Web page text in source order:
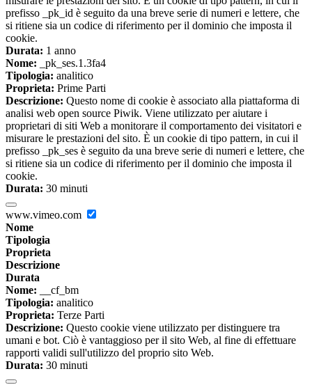
prefisso _pk_id è seguito da una breve serie di numeri e lettere, che
si ritiene sia un codice di riferimento per il dominio che imposta il
cookie.
Durata: 1 anno
Nome: _pk_ses.1.3fa4
Tipologia: analitico
Proprieta: Prime Parti
Descrizione: Questo nome di cookie è associato alla piattaforma di
analisi web open source Piwik. Viene utilizzato per aiutare i
proprietari di siti Web a monitorare il comportamento dei visitatori e
misurare le prestazioni del sito. È un cookie di tipo pattern, in cui il
prefisso _pk_ses è seguito da una breve serie di numeri e lettere, che
si ritiene sia un codice di riferimento per il dominio che imposta il
cookie.
Durata: 30 minuti
www.vimeo.com
Nome
Tipologia
Proprieta
Descrizione
Durata
Nome: __cf_bm
Tipologia: analitico
Proprieta: Terze Parti
Descrizione: Questo cookie viene utilizzato per distinguere tra
umani e bot. Ciò è vantaggioso per il sito Web, al fine di effettuare
rapporti validi sull'utilizzo del proprio sito Web.
Durata: 30 minuti